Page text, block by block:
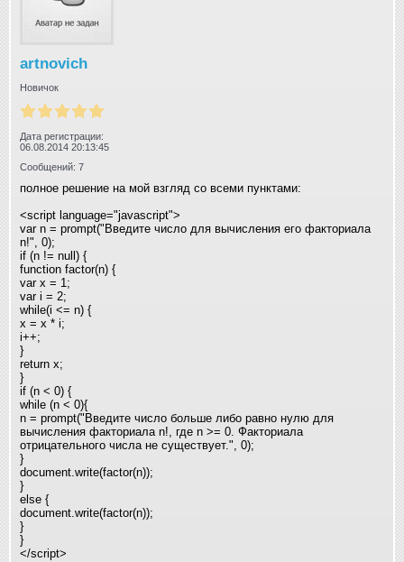
artnovich
Новичок
Дата регистрации:
06.08.2014 20:13:45
Сообщений: 7
полное решение на мой взгляд со всеми пунктами:
<script language="javascript">
var n = prompt("Введите число для вычисления его факториала
n!", 0);
if (n != null) {
function factor(n) {
var x = 1;
var i = 2;
while(i <= n) {
x = x * i;
i++;
}
return x;
}
if (n < 0) {
while (n < 0){
n = prompt("Введите число больше либо равно нулю для
вычисления факториала n!, где n >= 0. Факториала
отрицательного числа не существует.", 0);
}
document.write(factor(n));
}
else {
document.write(factor(n));
}
}
</script>